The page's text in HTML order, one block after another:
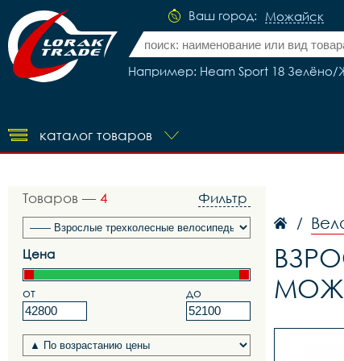
Ваш город: Можайск
Например: Heam Sport 18 Зелёно/
каталог товаров
Товаров — 4 Фильтр
Цена
от до
/